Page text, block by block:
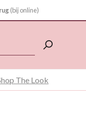
(bij online)
The Look